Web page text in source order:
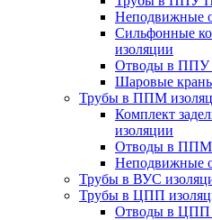
Неподвижные
Сильфонные
изоляции
Отводы в ППУ
Шаровые
Трубы в ППМ
Комплект
изоляции
Отводы в ППМ
Неподвижные
Трубы в ВУС
Трубы в ЦПП
Отводы в ЦПП